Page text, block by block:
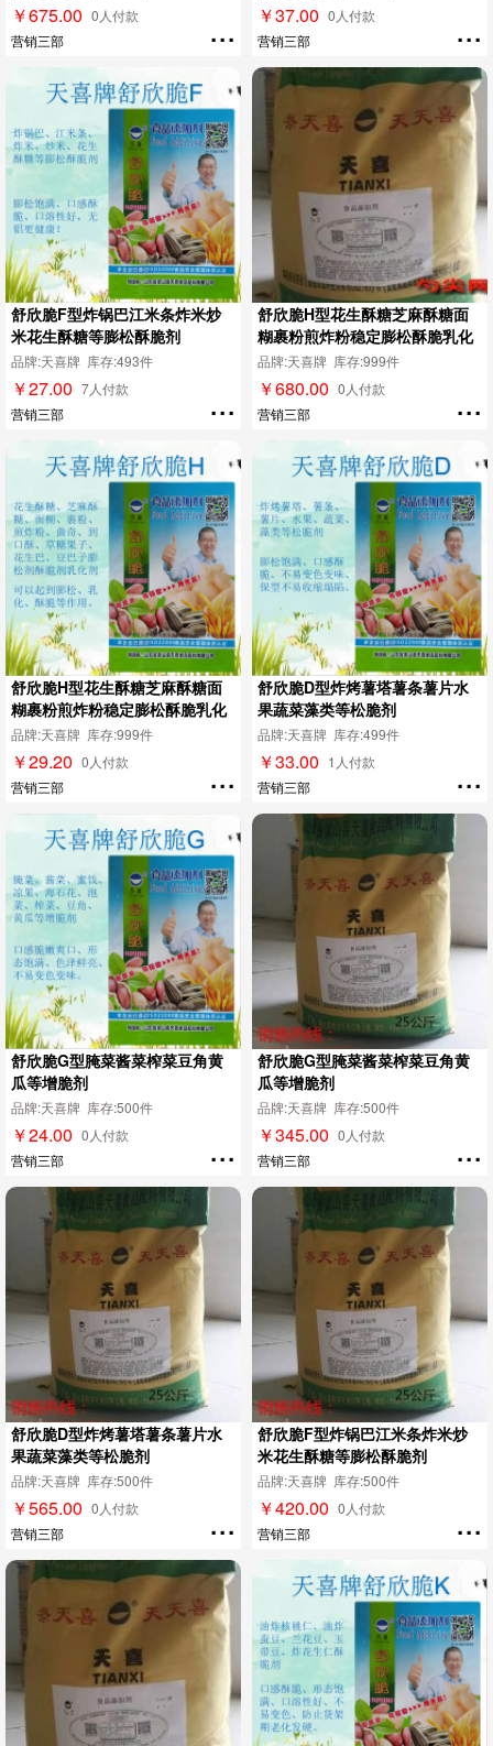
￥675.00 0人付款
营销三部
... ￥37.00 0人付款
营销三部
...
舒欣脆F型炸锅巴江米条炸米炒
米花生酥糖等膨松酥脆剂
品牌:天喜牌 库存:493件
￥27.00 7人付款
营销三部
...
舒欣脆H型花生酥糖芝麻酥糖面
糊裹粉煎炸粉稳定膨松酥脆乳化
剂
品牌:天喜牌 库存:999件
￥680.00 0人付款
营销三部
...
舒欣脆H型花生酥糖芝麻酥糖面
糊裹粉煎炸粉稳定膨松酥脆乳化
剂
品牌:天喜牌 库存:999件
￥29.20 0人付款
营销三部
...
舒欣脆D型炸烤薯塔薯条薯片水
果蔬菜藻类等松脆剂
品牌:天喜牌 库存:499件
￥33.00 1人付款
营销三部
...
舒欣脆G型腌菜酱菜榨菜豆角黄
瓜等增脆剂
品牌:天喜牌 库存:500件
￥24.00 0人付款
营销三部
...
舒欣脆G型腌菜酱菜榨菜豆角黄
瓜等增脆剂
品牌:天喜牌 库存:500件
￥345.00 0人付款
营销三部
...
舒欣脆D型炸烤薯塔薯条薯片水
果蔬菜藻类等松脆剂
品牌:天喜牌 库存:500件
￥565.00 0人付款
营销三部
...
舒欣脆F型炸锅巴江米条炸米炒
米花生酥糖等膨松酥脆剂
品牌:天喜牌 库存:500件
￥420.00 0人付款
营销三部
...